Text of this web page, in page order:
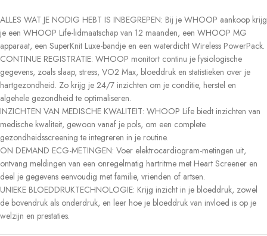
ALLES WAT JE NODIG HEBT IS INBEGREPEN: Bij je WHOOP aankoop krijg
je een WHOOP Life-lidmaatschap van 12 maanden, een WHOOP MG
apparaat, een SuperKnit Luxe-bandje en een waterdicht Wireless PowerPack.
CONTINUE REGISTRATIE: WHOOP monitort continu je fysiologische
gegevens, zoals slaap, stress, VO2 Max, bloeddruk en statistieken over je
hartgezondheid. Zo krijg je 24/7 inzichten om je conditie, herstel en
algehele gezondheid te optimaliseren.
INZICHTEN VAN MEDISCHE KWALITEIT: WHOOP Life biedt inzichten van
medische kwaliteit, gewoon vanaf je pols, om een complete
gezondheidsscreening te integreren in je routine.
ON DEMAND ECG-METINGEN: Voer elektrocardiogram-metingen uit,
ontvang meldingen van een onregelmatig hartritme met Heart Screener en
deel je gegevens eenvoudig met familie, vrienden of artsen.
UNIEKE BLOEDDRUKTECHNOLOGIE: Krijg inzicht in je bloeddruk, zowel
de bovendruk als onderdruk, en leer hoe je bloeddruk van invloed is op je
welzijn en prestaties.